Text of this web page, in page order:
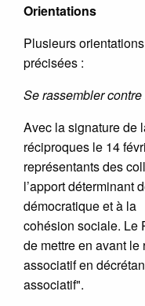
Orientations
Plusieurs
précisées :
Se rassembler
Avec la signature de
réciproques le 14
représentants des
l’apport déterminant
démocratique et à la
cohésion sociale. Le
de mettre en avant
associatif en
associatif".